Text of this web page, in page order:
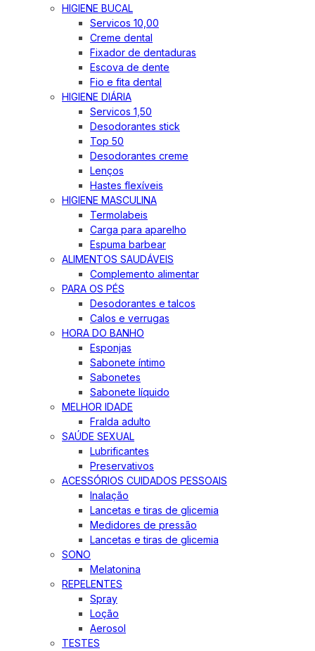
HIGIENE BUCAL
Servicos 10,00
Creme dental
Fixador de dentaduras
Escova de dente
Fio e fita dental
HIGIENE DIÁRIA
Servicos 1,50
Desodorantes stick
Top 50
Desodorantes creme
Lenços
Hastes flexíveis
HIGIENE MASCULINA
Termolabeis
Carga para aparelho
Espuma barbear
ALIMENTOS SAUDÁVEIS
Complemento alimentar
PARA OS PÉS
Desodorantes e talcos
Calos e verrugas
HORA DO BANHO
Esponjas
Sabonete íntimo
Sabonetes
Sabonete líquido
MELHOR IDADE
Fralda adulto
SAÚDE SEXUAL
Lubrificantes
Preservativos
ACESSÓRIOS CUIDADOS PESSOAIS
Inalação
Lancetas e tiras de glicemia
Medidores de pressão
Lancetas e tiras de glicemia
SONO
Melatonina
REPELENTES
Spray
Loção
Aerosol
TESTES